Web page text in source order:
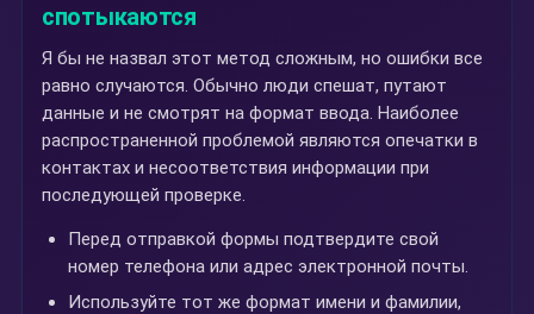
спотыкаются
Я бы не назвал этот метод сложным, но ошибки все
равно случаются. Обычно люди спешат, путают
данные и не смотрят на формат ввода. Наиболее
распространенной проблемой являются опечатки в
контактах и несоответствия информации при
последующей проверке.
Перед отправкой формы подтвердите свой
номер телефона или адрес электронной почты.
Используйте тот же формат имени и фамилии,